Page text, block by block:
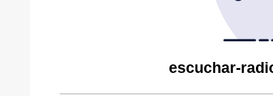
escuchar-